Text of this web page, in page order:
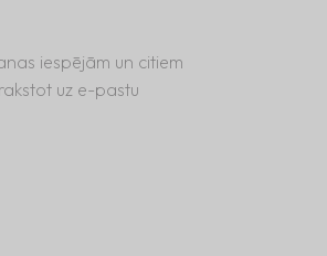
iespējām un citiem
uz e-pastu